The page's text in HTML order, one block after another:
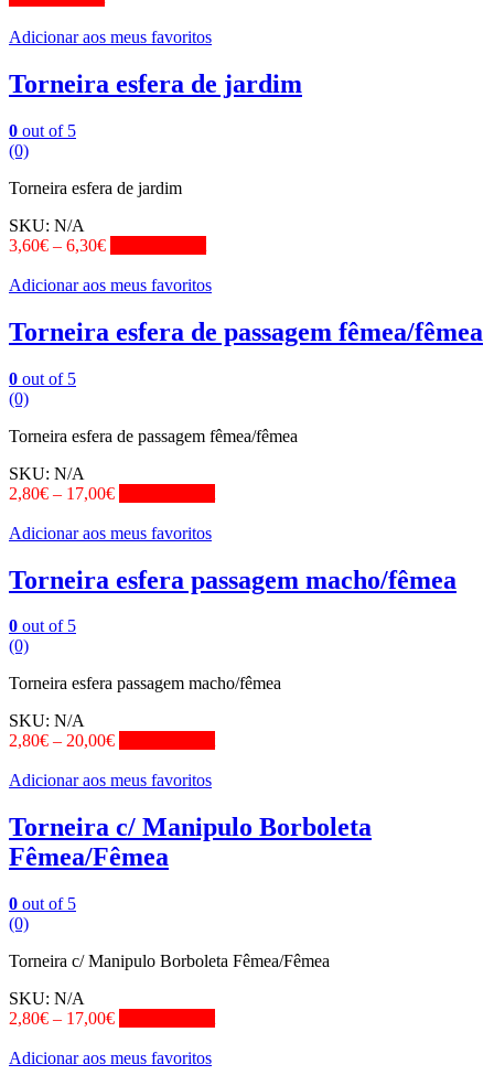
Adicionar aos meus favoritos
Torneira esfera de jardim
0 out of 5
(0)
Torneira esfera de jardim
SKU: N/A
3,60€ – 6,30€
Adicionar aos meus favoritos
Torneira esfera de passagem fêmea/fêmea
0 out of 5
(0)
Torneira esfera de passagem fêmea/fêmea
SKU: N/A
2,80€ – 17,00€
Adicionar aos meus favoritos
Torneira esfera passagem macho/fêmea
0 out of 5
(0)
Torneira esfera passagem macho/fêmea
SKU: N/A
2,80€ – 20,00€
Adicionar aos meus favoritos
Torneira c/ Manipulo Borboleta
Fêmea/Fêmea
0 out of 5
(0)
Torneira c/ Manipulo Borboleta Fêmea/Fêmea
SKU: N/A
2,80€ – 17,00€
Adicionar aos meus favoritos